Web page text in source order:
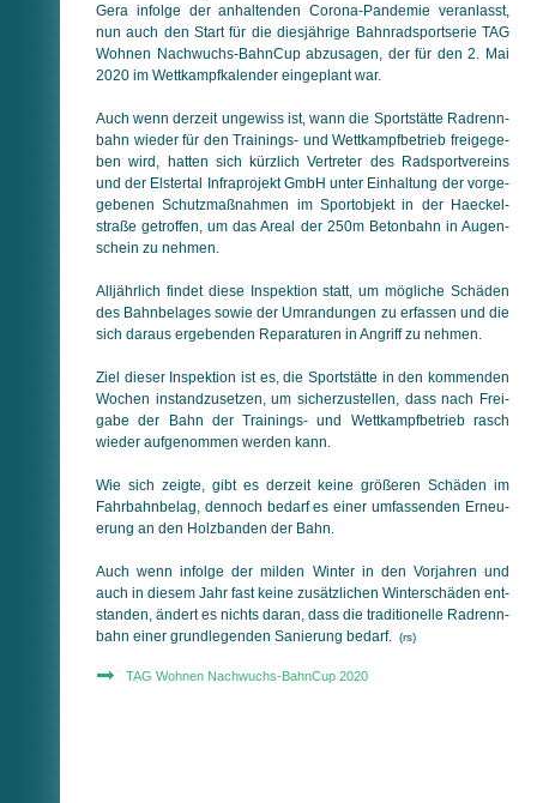
Gera infolge der anhaltenden Corona-Pandemie ver­an­lasst,
nun auch den Start für die diesjährige Bahnradsportserie TAG
Wohnen Nach­wuchs-BahnCup abzusagen, der für den 2. Mai
2020 im Wett­kampf­kalender eingeplant war.
Auch wenn derzeit ungewiss ist, wann die Sportstätte Rad­renn­
bahn wieder für den Trainings- und Wettkampfbetrieb frei­ge­ge­
ben wird, hatten sich kürzlich Vertreter des Radsportvereins
und der Elstertal Infraprojekt GmbH unter Einhaltung der vor­ge­
ge­be­nen Schutzmaßnahmen im Sportobjekt in der Haeckel­
straße getroffen, um das Areal der 250m Betonbahn in Augen­
schein zu nehmen.
Alljährlich findet diese Inspektion statt, um mögliche Schäden
des Bahn­belages sowie der Umrandungen zu erfassen und die
sich da­raus er­ge­ben­den Reparaturen in Angriff zu nehmen.
Ziel dieser Inspektion ist es, die Sportstätte in den kom­men­den
Wochen instandzusetzen, um sicherzustellen, dass nach Frei­
ga­be der Bahn der Trainings- und Wett­kampf­betrieb rasch
wieder aufgenommen werden kann.
Wie sich zeigte, gibt es derzeit keine größeren Schäden im
Fahr­bahn­be­lag, dennoch bedarf es einer umfassenden Er­neu­
e­rung an den Holzbanden der Bahn.
Auch wenn infolge der milden Winter in den Vorjahren und
auch in diesem Jahr fast keine zusätzlichen Winterschäden ent­
stan­den, ändert es nichts daran, dass die traditionelle Rad­renn­
bahn einer grundlegenden Sanierung bedarf. (rs)
TAG Wohnen Nachwuchs-BahnCup 2020